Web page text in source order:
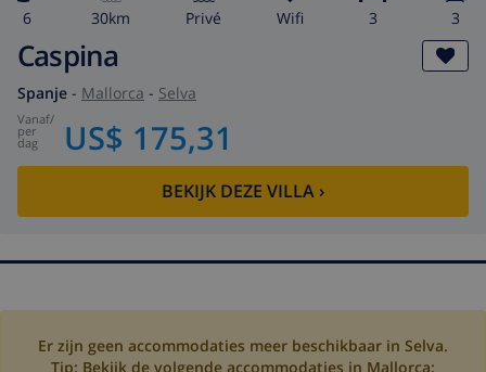
6 30km privé wifi 3 3
Caspina
Spanje - Mallorca - Selva
vanaf/
per
dag US$ 175,31
BEKIJK DEZE VILLA ›
Er zijn geen accommodaties meer beschikbaar in Selva.
Tip: Bekijk de volgende accommodaties in Mallorca: